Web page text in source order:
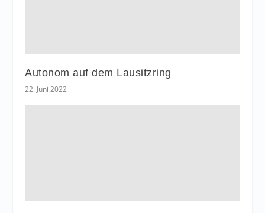
Autonom auf dem Lausitzring
22. Juni 2022